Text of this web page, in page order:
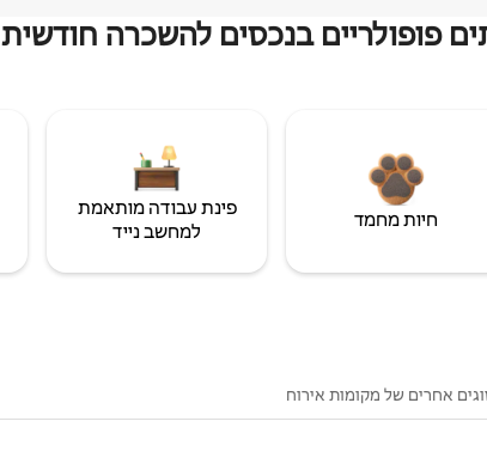
פופולריים בנכסים להשכרה חודשית
חיות מחמד
פינת עבודה מותאמת
למחשב נייד
אחרים של מקומות אירוח